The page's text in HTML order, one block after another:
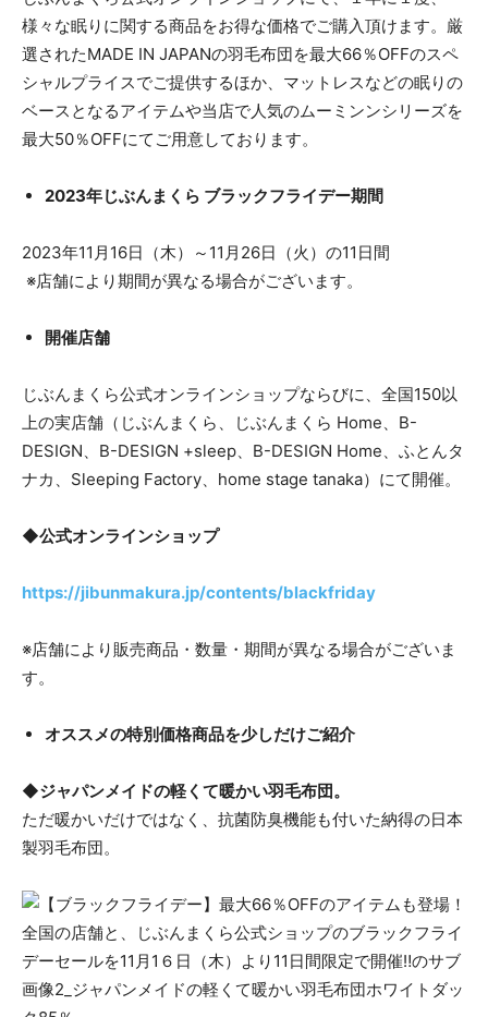
様々な眠りに関する商品をお得な価格でご購入頂けます。厳
選されたMADE IN JAPANの羽毛布団を最大66％OFFのスペ
シャルプライスでご提供するほか、マットレスなどの眠りの
ベースとなるアイテムや当店で人気のムーミンンシリーズを
最大50％OFFにてご用意しております。
2023年じぶんまくら ブラックフライデー期間
2023年11月16日（木）～11月26日（火）の11日間
※店舗により期間が異なる場合がございます。
開催店舗
じぶんまくら公式オンラインショップならびに、全国150以
上の実店舗（じぶんまくら、じぶんまくら Home、B-
DESIGN、B-DESIGN +sleep、B-DESIGN Home、ふとんタ
ナカ、Sleeping Factory、home stage tanaka）にて開催。
◆公式オンラインショップ
https://jibunmakura.jp/contents/blackfriday
※店舗により販売商品・数量・期間が異なる場合がございま
す。
オススメの特別価格商品を少しだけご紹介
◆ジャパンメイドの軽くて暖かい羽毛布団。
ただ暖かいだけではなく、抗菌防臭機能も付いた納得の日本
製羽毛布団。